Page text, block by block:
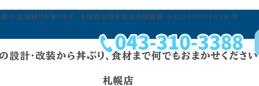
引取り・お見積りを承ります。千葉県公安委員会古物商第 441340001628 号
設計・改装から丼ぶり、食材まで何でもおまかせください
札幌店